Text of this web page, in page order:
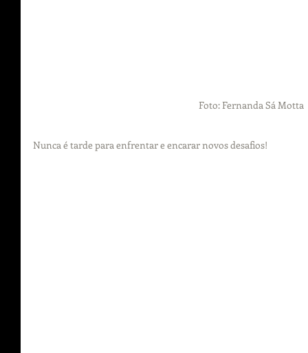
Foto: Fernanda Sá Motta
Nunca é tarde para enfrentar e encarar novos desafios!